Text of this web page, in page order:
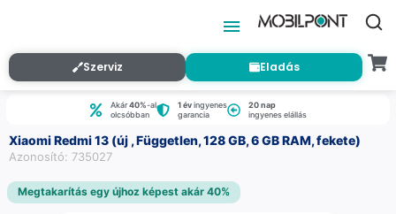
Szerviz Eladás
Akár40%-al
olcsóbban
1 évingyenes
garancia
20 nap
ingyenes elállás
Xiaomi Redmi 13 (új , Független, 128 GB, 6 GB RAM, fekete)
Azonosító: 735027
Megtakarítás egy újhoz képest akár 40%